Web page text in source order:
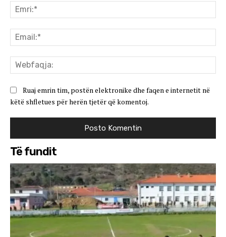
Ruaj emrin tim, postën elektronike dhe faqen e internetit në
këtë shfletues për herën tjetër që komentoj.
Të fundit